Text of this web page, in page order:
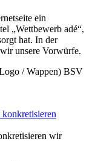
ein
„Wettbewerb adé“,
hat. In der
unsere Vorwürfe.
BSV
wir